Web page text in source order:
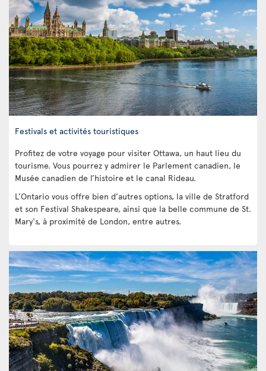
Festivals et activités touristiques
Profitez de votre voyage pour visiter Ottawa, un haut lieu du
tourisme. Vous pourrez y admirer le Parlement canadien, le
Musée canadien de l’histoire et le canal Rideau.
L’Ontario vous offre bien d’autres options, la ville de Stratford
et son Festival Shakespeare, ainsi que la belle commune de St.
Mary's, à proximité de London, entre autres.